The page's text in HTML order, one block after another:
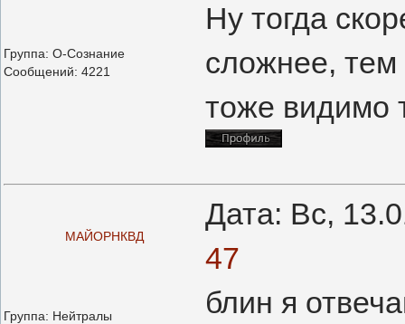
Группа: О-Сознание
Сообщений: 4221
Ну тогда
сложнее,
тоже видимо
МАЙОРНКВД
Дата: Вс,
47
Группа: Нейтралы
блин я